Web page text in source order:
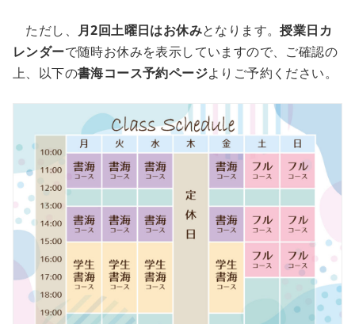
ただし、 月2回土曜日はお休みとなります。授業日カ
レンダーで随時お休みを表示していますので、ご確認の
上、以下の書海コース予約ページよりご予約ください。